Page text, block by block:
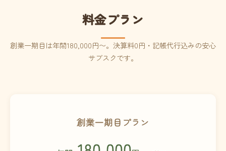
料金プラン
創業一期目は年間180,000円〜。決算料0円・記帳代行込みの安心
サブスクです。
創業一期目プラン